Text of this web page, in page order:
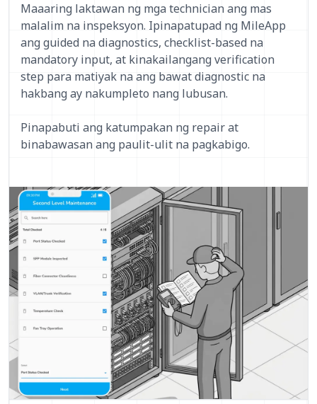
Maaaring laktawan ng mga technician ang mas
malalim na inspeksyon. Ipinapatupad ng MileApp
ang guided na diagnostics, checklist-based na
mandatory input, at kinakailangang verification
step para matiyak na ang bawat diagnostic na
hakbang ay nakumpleto nang lubusan.
Pinapabuti ang katumpakan ng repair at
binabawasan ang paulit-ulit na pagkabigo.